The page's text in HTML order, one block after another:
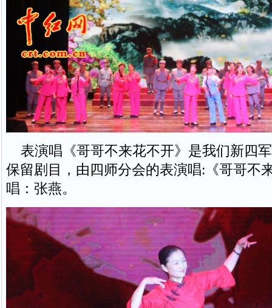
表演唱《哥哥不来花不开》是我们新四
保留剧目，由四师分会的表演唱:《哥哥不
唱：张燕。